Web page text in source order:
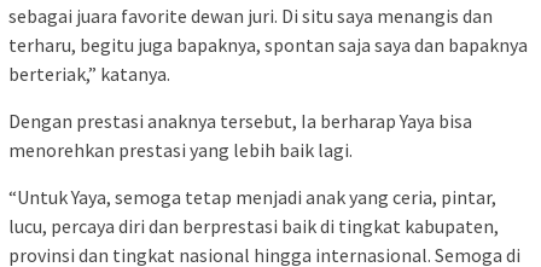
sebagai juara favorite dewan juri. Di situ saya menangis dan
terharu, begitu juga bapaknya, spontan saja saya dan bapaknya
berteriak,” katanya.
Dengan prestasi anaknya tersebut, Ia berharap Yaya bisa
menorehkan prestasi yang lebih baik lagi.
“Untuk Yaya, semoga tetap menjadi anak yang ceria, pintar,
lucu, percaya diri dan berprestasi baik di tingkat kabupaten,
provinsi dan tingkat nasional hingga internasional. Semoga di